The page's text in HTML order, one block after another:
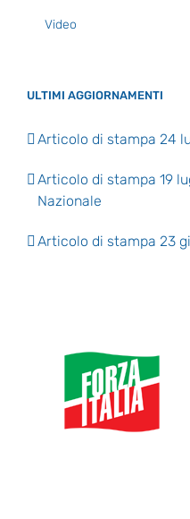
Video
ULTIMI AGGIORNAMENTI
Articolo di stampa 24
Articolo di stampa 19
Nazionale
Articolo di stampa 23